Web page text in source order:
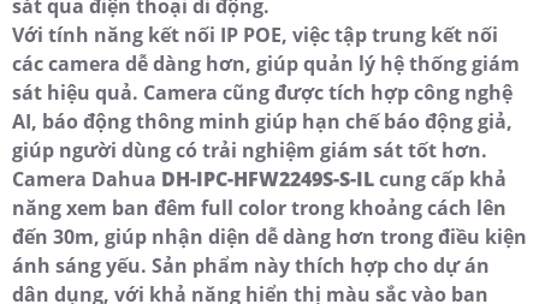
sát qua điện thoại di động.
Với tính năng kết nối IP POE, việc tập trung kết nối
các camera dễ dàng hơn, giúp quản lý hệ thống giám
sát hiệu quả. Camera cũng được tích hợp công nghệ
AI, báo động thông minh giúp hạn chế báo động giả,
giúp người dùng có trải nghiệm giám sát tốt hơn.
Camera Dahua DH-IPC-HFW2249S-S-ILcung cấp khả
năng xem ban đêm full color trong khoảng cách lên
đến 30m, giúp nhận diện dễ dàng hơn trong điều kiện
ánh sáng yếu. Sản phẩm này thích hợp cho dự án
dân dụng, với khả năng hiển thị màu sắc vào ban